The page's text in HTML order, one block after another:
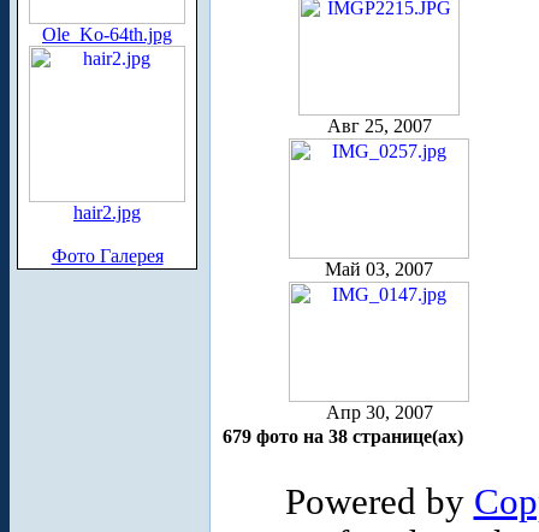
Ole_Ko-64th.jpg
hair2.jpg
Фото Галерея
Авг 25, 2007
Май 03, 2007
Апр 30, 2007
679 фото на 38 странице(ах)
Powered by